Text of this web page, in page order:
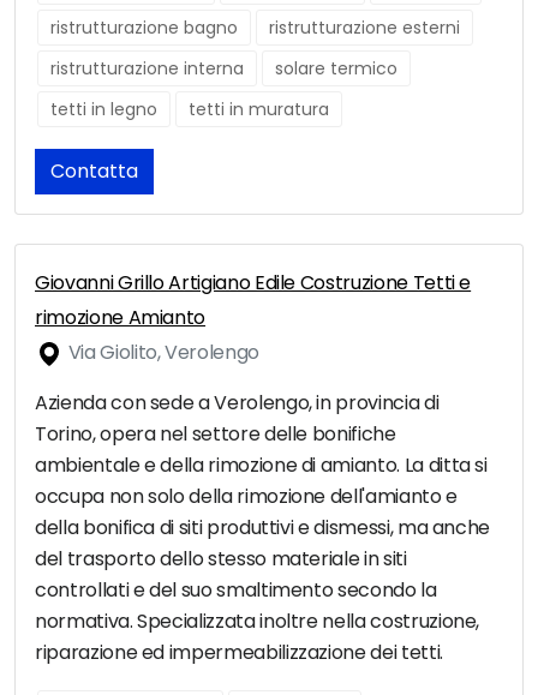
ristrutturazione bagno
ristrutturazione esterni
ristrutturazione interna
solare termico
tetti in legno
tetti in muratura
Contatta
Giovanni Grillo Artigiano Edile Costruzione Tetti e
rimozione Amianto
Via Giolito, Verolengo
Azienda con sede a Verolengo, in provincia di
Torino, opera nel settore delle bonifiche
ambientale e della rimozione di amianto. La ditta si
occupa non solo della rimozione dell'amianto e
della bonifica di siti produttivi e dismessi, ma anche
del trasporto dello stesso materiale in siti
controllati e del suo smaltimento secondo la
normativa. Specializzata inoltre nella costruzione,
riparazione ed impermeabilizzazione dei tetti.